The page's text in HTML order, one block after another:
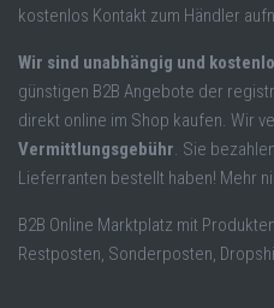
kostenlos Kontakt zum Händler
Wir sind unabhängig und
günstigen B2B Angebote der
direkt online im Shop kaufen. Wir
Vermittlungsgebühr. Sie
Lieferranten bestellt haben! Mehr
B2B Online Marktplatz mit
Restposten, Sonderposten,